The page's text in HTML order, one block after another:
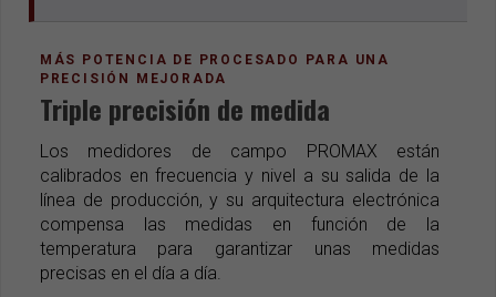
MÁS POTENCIA DE PROCESADO PARA UNA
PRECISIÓN MEJORADA
Triple precisión de medida
Los medidores de campo PROMAX están
calibrados en frecuencia y nivel a su salida de la
línea de producción, y su arquitectura electrónica
compensa las medidas en función de la
temperatura para garantizar unas medidas
precisas en el día a día.